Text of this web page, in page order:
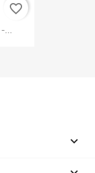
...
favorite_border
